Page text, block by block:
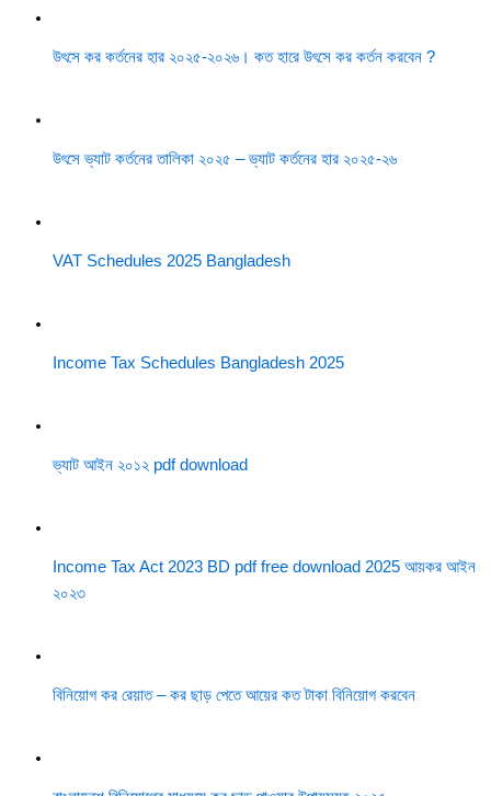
উৎসে কর কর্তনের হার ২০২৫-২০২৬। কত হারে উৎসে কর কর্তন করবেন ?
উৎসে ভ্যাট কর্তনের তালিকা ২০২৫ – ভ্যাট কর্তনের হার ২০২৫-২৬
VAT Schedules 2025 Bangladesh
Income Tax Schedules Bangladesh 2025
ভ্যাট আইন ২০১২ pdf download
Income Tax Act 2023 BD pdf free download 2025 আয়কর আইন
২০২৩
বিনিয়োগ কর রেয়াত – কর ছাড় পেতে আয়ের কত টাকা বিনিয়োগ করবেন